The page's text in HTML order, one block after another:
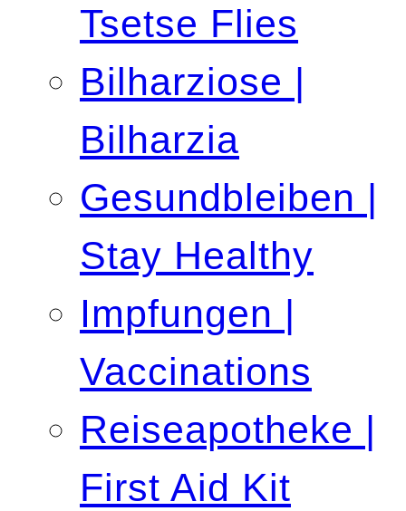
Tsetse Flies
Bilharziose |
Bilharzia
Gesundbleiben |
Stay Healthy
Impfungen |
Vaccinations
Reiseapotheke |
First Aid Kit